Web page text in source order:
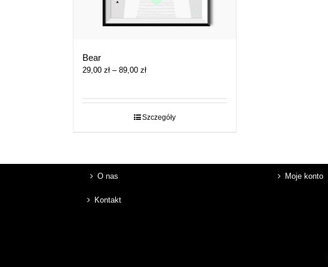
Bear
29,00 zł – 89,00 złZakres
29,00 zł
do
Szczegóły
O nas
Kontakt
Moje konto